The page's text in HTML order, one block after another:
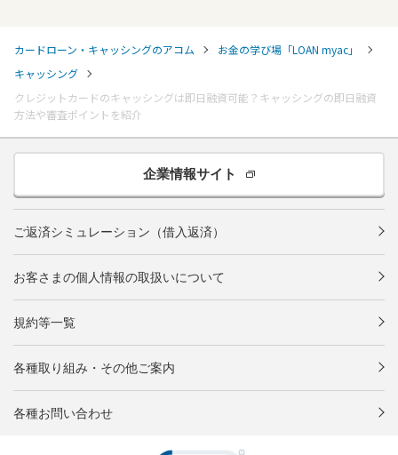
カードローン・キャッシングのアコム
お金の学び場「LOAN myac」
キャッシング
クレジットカードのキャッシングは即日融資可能？キャッシングの即日融資
方法や審査ポイントを紹介
企業情報サイト
ご返済シミュレーション（借入返済）
お客さまの個人情報の取扱いについて
規約等一覧
各種取り組み・その他ご案内
各種お問い合わせ